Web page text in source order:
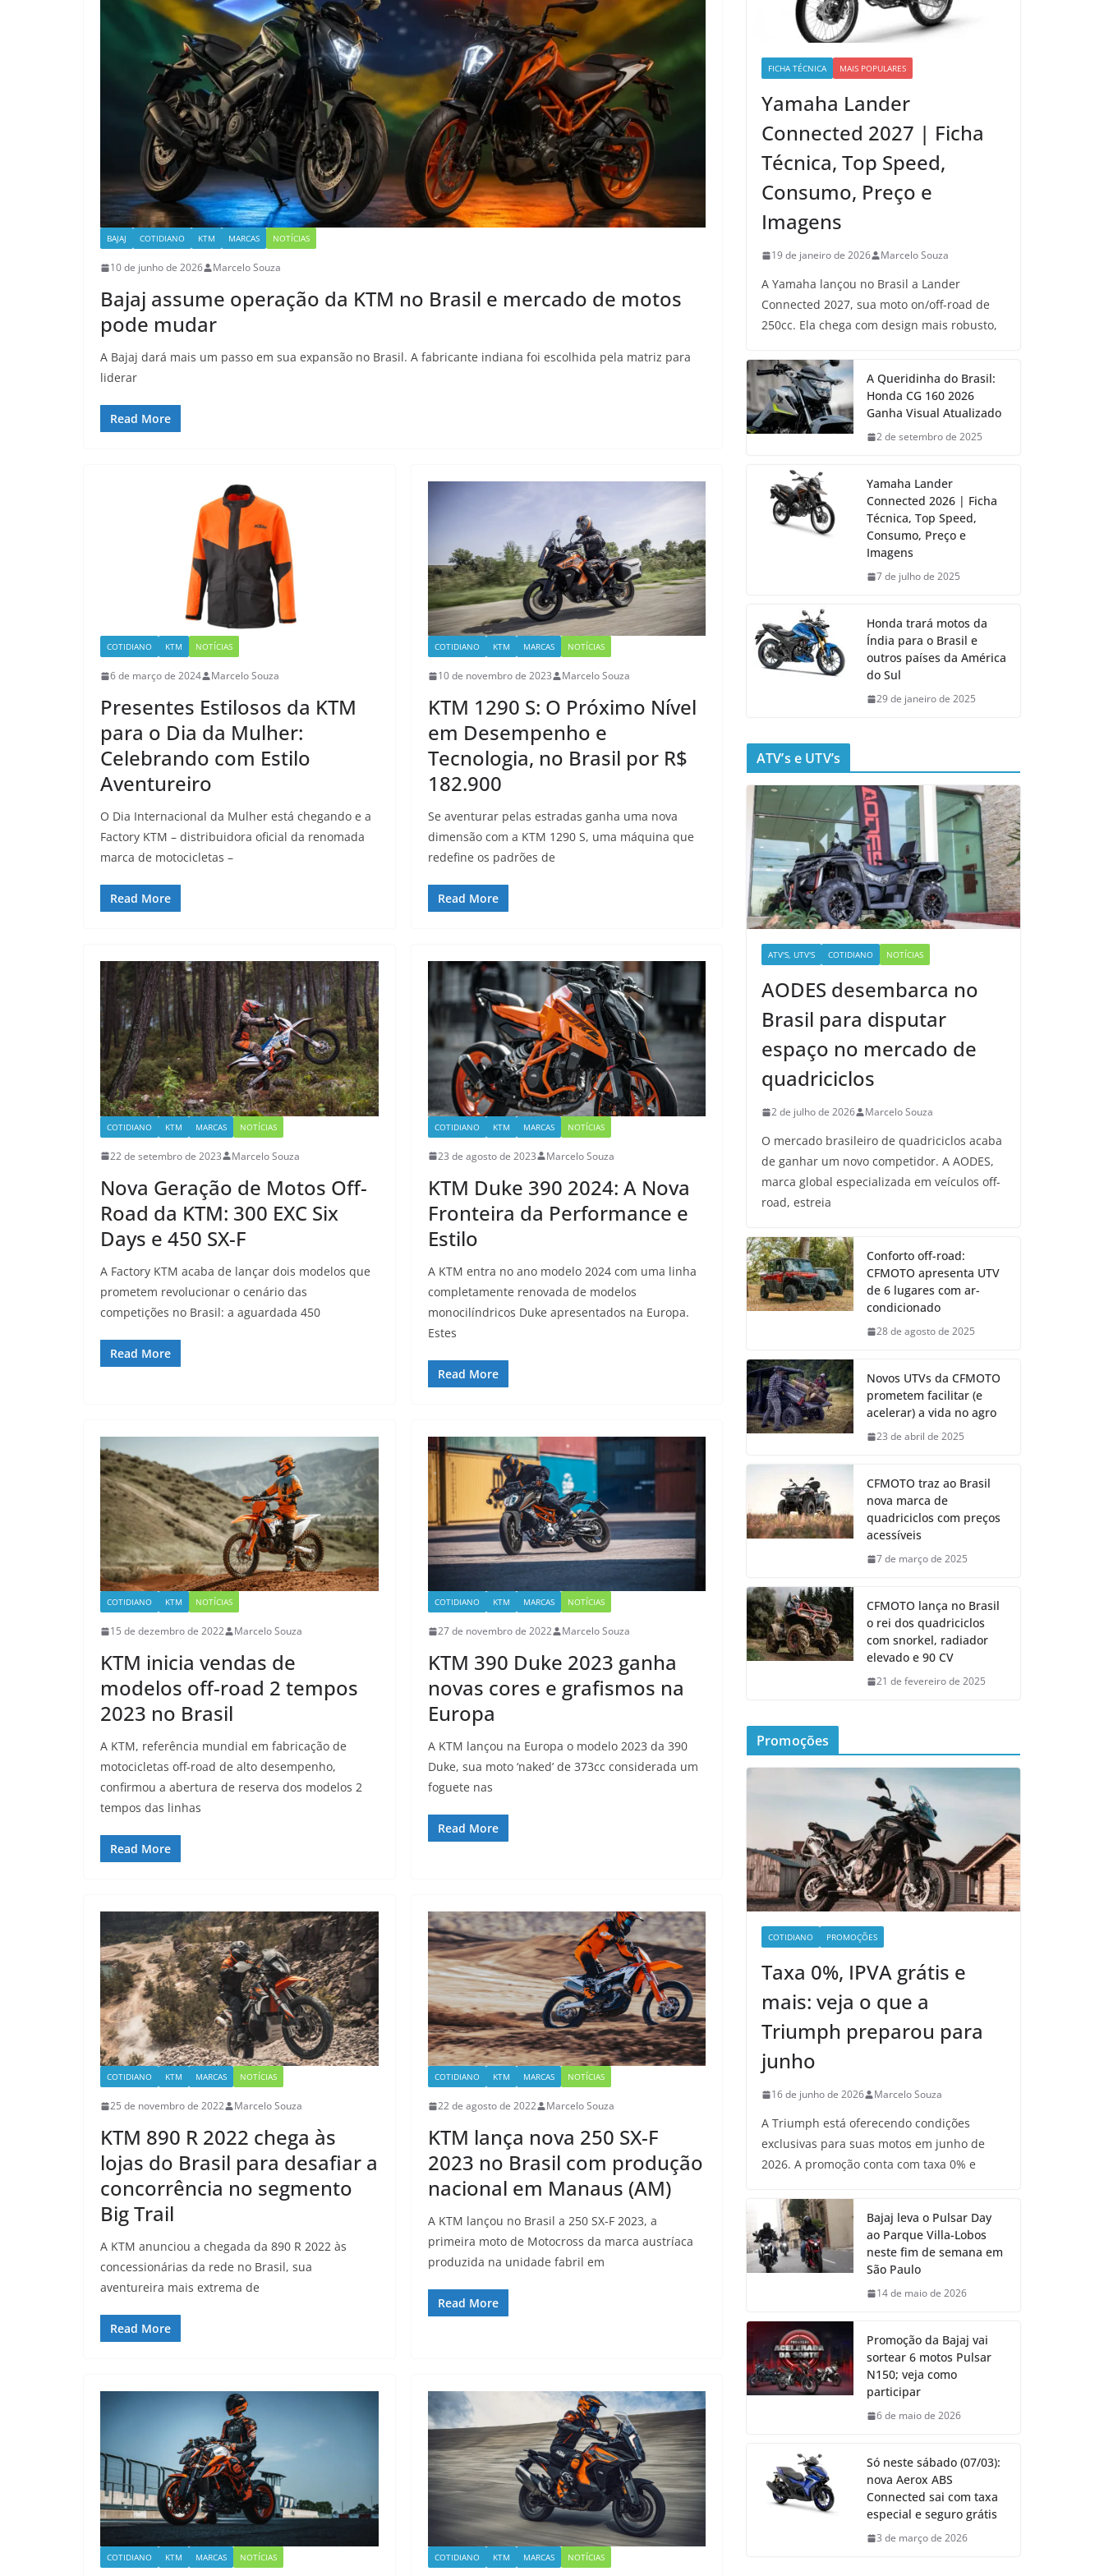
BAJAJ COTIDIANO KTM MARCAS NOTÍCIAS
10 de junho de 2026 Marcelo Souza
Bajaj assume operação da KTM no Brasil e mercado de motos
pode mudar
A Bajaj dará mais um passo em sua expansão no Brasil. A fabricante indiana foi escolhida pela matriz para
liderar
Read More
COTIDIANO KTM NOTÍCIAS
6 de março de 2024 Marcelo Souza
Presentes Estilosos da KTM
para o Dia da Mulher:
Celebrando com Estilo
Aventureiro
O Dia Internacional da Mulher está chegando e a
Factory KTM – distribuidora oficial da renomada
marca de motocicletas –
Read More
COTIDIANO KTM MARCAS NOTÍCIAS
10 de novembro de 2023 Marcelo Souza
KTM 1290 S: O Próximo Nível
em Desempenho e
Tecnologia, no Brasil por R$
182.900
Se aventurar pelas estradas ganha uma nova
dimensão com a KTM 1290 S, uma máquina que
redefine os padrões de
Read More
COTIDIANO KTM MARCAS NOTÍCIAS
22 de setembro de 2023 Marcelo Souza
Nova Geração de Motos Off-
Road da KTM: 300 EXC Six
Days e 450 SX-F
A Factory KTM acaba de lançar dois modelos que
prometem revolucionar o cenário das
competições no Brasil: a aguardada 450
Read More
COTIDIANO KTM MARCAS NOTÍCIAS
23 de agosto de 2023 Marcelo Souza
KTM Duke 390 2024: A Nova
Fronteira da Performance e
Estilo
A KTM entra no ano modelo 2024 com uma linha
completamente renovada de modelos
monocilíndricos Duke apresentados na Europa.
Estes
Read More
COTIDIANO KTM NOTÍCIAS
15 de dezembro de 2022 Marcelo Souza
KTM inicia vendas de
modelos off-road 2 tempos
2023 no Brasil
A KTM, referência mundial em fabricação de
motocicletas off-road de alto desempenho,
confirmou a abertura de reserva dos modelos 2
tempos das linhas
Read More
COTIDIANO KTM MARCAS NOTÍCIAS
27 de novembro de 2022 Marcelo Souza
KTM 390 Duke 2023 ganha
novas cores e grafismos na
Europa
A KTM lançou na Europa o modelo 2023 da 390
Duke, sua moto ‘naked’ de 373cc considerada um
foguete nas
Read More
COTIDIANO KTM MARCAS NOTÍCIAS
25 de novembro de 2022 Marcelo Souza
KTM 890 R 2022 chega às
lojas do Brasil para desafiar a
concorrência no segmento
Big Trail
A KTM anunciou a chegada da 890 R 2022 às
concessionárias da rede no Brasil, sua
aventureira mais extrema de
Read More
COTIDIANO KTM MARCAS NOTÍCIAS
22 de agosto de 2022 Marcelo Souza
KTM lança nova 250 SX-F
2023 no Brasil com produção
nacional em Manaus (AM)
A KTM lançou no Brasil a 250 SX-F 2023, a
primeira moto de Motocross da marca austríaca
produzida na unidade fabril em
Read More
COTIDIANO KTM MARCAS NOTÍCIAS COTIDIANO KTM MARCAS NOTÍCIAS
FICHA TÉCNICA MAIS POPULARES
Yamaha Lander
Connected 2027 | Ficha
Técnica, Top Speed,
Consumo, Preço e
Imagens
19 de janeiro de 2026 Marcelo Souza
A Yamaha lançou no Brasil a Lander
Connected 2027, sua moto on/off-road de
250cc. Ela chega com design mais robusto,
A Queridinha do Brasil:
Honda CG 160 2026
Ganha Visual Atualizado
2 de setembro de 2025
Yamaha Lander
Connected 2026 | Ficha
Técnica, Top Speed,
Consumo, Preço e
Imagens
7 de julho de 2025
Honda trará motos da
Índia para o Brasil e
outros países da América
do Sul
29 de janeiro de 2025
ATV’s e UTV’s
ATV'S, UTV'S COTIDIANO NOTÍCIAS
AODES desembarca no
Brasil para disputar
espaço no mercado de
quadriciclos
2 de julho de 2026 Marcelo Souza
O mercado brasileiro de quadriciclos acaba
de ganhar um novo competidor. A AODES,
marca global especializada em veículos off-
road, estreia
Conforto off-road:
CFMOTO apresenta UTV
de 6 lugares com ar-
condicionado
28 de agosto de 2025
Novos UTVs da CFMOTO
prometem facilitar (e
acelerar) a vida no agro
23 de abril de 2025
CFMOTO traz ao Brasil
nova marca de
quadriciclos com preços
acessíveis
7 de março de 2025
CFMOTO lança no Brasil
o rei dos quadriciclos
com snorkel, radiador
elevado e 90 CV
21 de fevereiro de 2025
Promoções
COTIDIANO PROMOÇÕES
Taxa 0%, IPVA grátis e
mais: veja o que a
Triumph preparou para
junho
16 de junho de 2026 Marcelo Souza
A Triumph está oferecendo condições
exclusivas para suas motos em junho de
2026. A promoção conta com taxa 0% e
Bajaj leva o Pulsar Day
ao Parque Villa-Lobos
neste fim de semana em
São Paulo
14 de maio de 2026
Promoção da Bajaj vai
sortear 6 motos Pulsar
N150; veja como
participar
6 de maio de 2026
Só neste sábado (07/03):
nova Aerox ABS
Connected sai com taxa
especial e seguro grátis
3 de março de 2026